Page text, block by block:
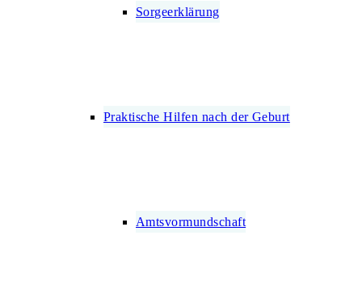
Sorgeerklärung
Praktische Hilfen nach der Geburt
Amtsvormundschaft